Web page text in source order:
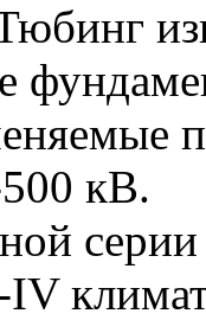
кВ.
серии